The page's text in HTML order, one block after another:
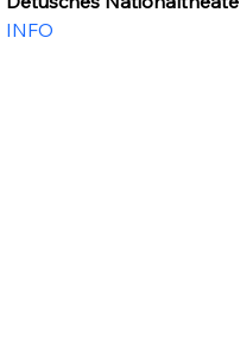
INFO